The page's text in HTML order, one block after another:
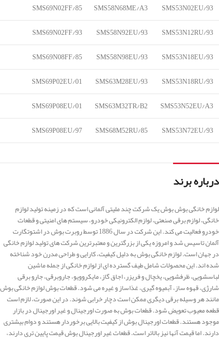
SMS53N02EU/93
SMS58N68ME/A3
SMS69N02FF/85
SMS53N12RU/93
SMS58N92EU/93
SMS69N02FF/93
SMS53N18EU/93
SMS58N98EU/93
SMS69N08FF/85
SMS53N18RU/93
SMS63M28EU/93
SMS69P02EU/01
SMS53N52EU/A3
SMS63M32TR/B2
SMS69P08EU/01
SMS53N72EU/93
SMS68M52RU/85
SMS69P08EU/97
درباره برند
لوازم خانگی بوش بوش یک شرکت چند ملیتی آلمانی است که در زمینه تولید لوازم
خانگی، لوازم برقی صنعتی، لوازم الکترونیکی خودرو، سیستم های امنیتی و قطعات
خودرو فعالیت می کند. این شرکت در سال 1886 توسط روبرت بوش در اشتوتگارت
آلمان تاسیس شد و امروزه یکی از بزرگترین و معتبرترین شرکت های تولید لوازم خانگی
در جهان است. لوازم خانگی بوش به دلیل کیفیت، کارایی و طراحی مدرن خود شناخته
شده اند. این محصولات شامل طیف گسترده ای از لوازم خانگی از جمله ماشین
لباسشویی، ظرفشویی، یخچال و فریزر، اجاق گاز، مایکروویو، جاروبرقی، جارو برقی
شارژی، قهوه ساز، آبمیوه گیری، غذاساز و غیره می شود. قطعات بوش لوازم خانگی بوش
مانند هر وسیله برقی دیگری ممکن است دچار خرابی شوند. در این صورت، لازم است
قطعه معیوب تعویض شود. قطعات بوش به صورت اورجینال و غیر اورجینال در بازار
موجود هستند. قطعات اورجینال بوش از کیفیت بالایی برخوردار هستند و دوام بیشتری
دارند. اما قیمت آنها نیز بالاتر است. قطعات غیر اورجینال بوش قیمت پایین تری دارند،